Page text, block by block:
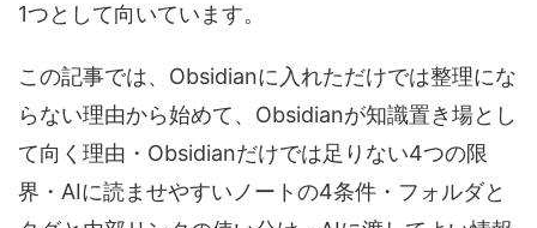
1つとして向いています。
この記事では、Obsidianに入れただけでは整理にな
らない理由から始めて、Obsidianが知識置き場とし
て向く理由・Obsidianだけでは足りない4つの限
界・AIに読ませやすいノートの4条件・フォルダと